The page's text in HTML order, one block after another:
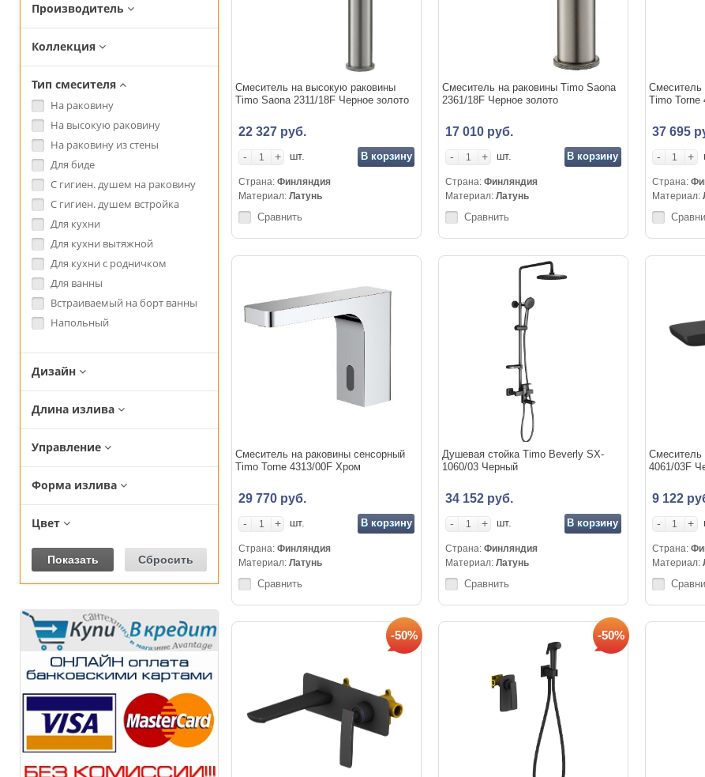
Производитель
Коллекция
Тип смесителя
На раковину
На высокую раковину
На раковину из стены
Для биде
С гигиен. душем на раковину
С гигиен. душем встройка
Для кухни
Для кухни вытяжной
Для кухни с родничком
Для ванны
Встраиваемый на борт ванны
Напольный
Дизайн
Длина излива
Управление
Форма излива
Цвет
Смеситель на высокую раковины
Timo Saona 2311/18F Черное золото
22 327 руб.
- + шт. В корзину
Страна:Финляндия
Материал:Латунь
Сравнить
Смеситель на раковины Timo Saona
2361/18F Черное золото
17 010 руб.
- + шт. В корзину
Страна:Финляндия
Материал:Латунь
Сравнить
Смеситель
Timo Torne
37 695
- +
Страна:
Материал:
Смеситель на раковины сенсорный
Timo Torne 4313/00F Хром
29 770 руб.
- + шт. В корзину
Страна:Финляндия
Материал:Латунь
Сравнить
Душевая стойка Timo Beverly SX-
1060/03 Черный
34 152 руб.
- + шт. В корзину
Страна:Финляндия
Материал:Латунь
Сравнить
Смеситель
4061/03F
9 122
- +
Страна:
Материал:
-50% -50%